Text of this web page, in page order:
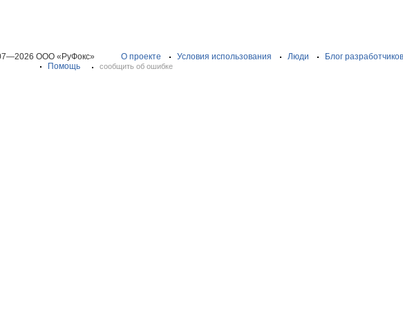
ООО «РуФокс» О проекте Условия использования Люди Блог разработчиков
Помощь
сообщить об ошибке